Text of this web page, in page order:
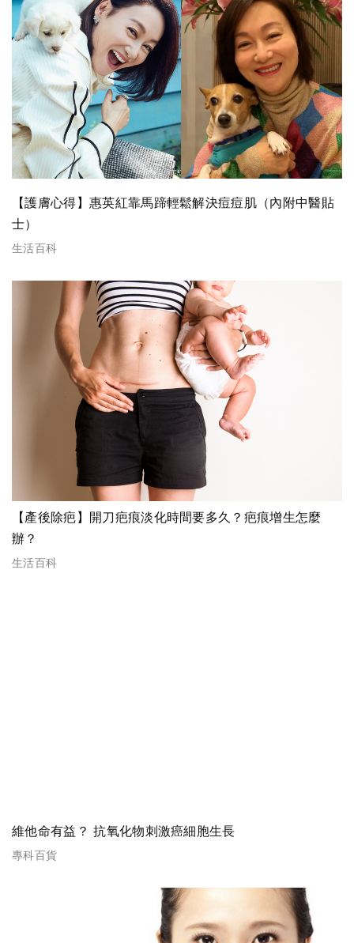
【護膚心得】惠英紅靠馬蹄輕鬆解決痘痘肌（內附中醫貼
士）
生活百科
【產後除疤】開刀疤痕淡化時間要多久？疤痕增生怎麼
辦？
生活百科
維他命有益？ 抗氧化物刺激癌細胞生長
專科百貨